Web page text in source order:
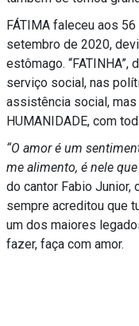
FÁTIMA faleceu aos
setembro de 2020,
estômago. “FATINHA”,
serviço social, nas
assistência social,
HUMANIDADE, com
“O amor é um
me alimento, é nele
do cantor Fabio Junior,
sempre acreditou que
um dos maiores
fazer, faça com amor.